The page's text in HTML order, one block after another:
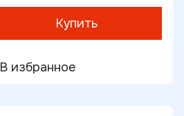
Купить
В избранное